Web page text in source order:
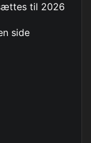
til 2026
side